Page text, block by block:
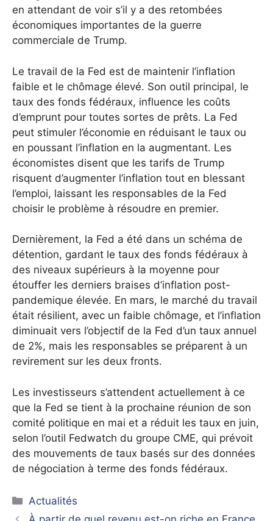
en attendant de voir s’il y a des retombées
économiques importantes de la guerre
commerciale de Trump.
Le travail de la Fed est de maintenir l’inflation
faible et le chômage élevé. Son outil principal, le
taux des fonds fédéraux, influence les coûts
d’emprunt pour toutes sortes de prêts. La Fed
peut stimuler l’économie en réduisant le taux ou
en poussant l’inflation en la augmentant. Les
économistes disent que les tarifs de Trump
risquent d’augmenter l’inflation tout en blessant
l’emploi, laissant les responsables de la Fed
choisir le problème à résoudre en premier.
Dernièrement, la Fed a été dans un schéma de
détention, gardant le taux des fonds fédéraux à
des niveaux supérieurs à la moyenne pour
étouffer les derniers braises d’inflation post-
pandemique élevée. En mars, le marché du travail
était résilient, avec un faible chômage, et l’inflation
diminuait vers l’objectif de la Fed d’un taux annuel
de 2%, mais les responsables se préparent à un
revirement sur les deux fronts.
Les investisseurs s’attendent actuellement à ce
que la Fed se tient à la prochaine réunion de son
comité politique en mai et a réduit les taux en juin,
selon l’outil Fedwatch du groupe CME, qui prévoit
des mouvements de taux basés sur des données
de négociation à terme des fonds fédéraux.
Catégories
Actualités